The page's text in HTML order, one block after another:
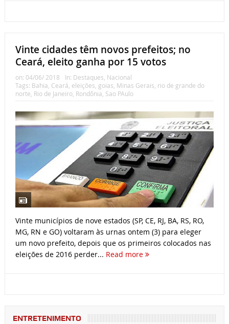
Vinte cidades têm novos prefeitos; no
Ceará, eleito ganha por 15 votos
on: 04/06/ 2018 In: Destaques Nacional
Tags: Bahia Ceará eleições goias Minas Gerais rio de grande do
norte Rio de Janeiro, Rondônia Sao PAulo
Vinte municípios de nove estados (SP, CE, RJ, BA, RS, RO,
MG, RN e GO) voltaram às urnas ontem (3) para eleger
um novo prefeito, depois que os primeiros colocados nas
eleições de 2016 perder... Read more
ENTRETENIMENTO